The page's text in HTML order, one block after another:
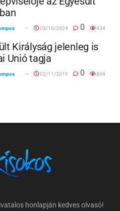
03/10/2024 0 934
Királyság jelenleg is
Unió tagja
02/11/2019 0 894
honlapján kedves olvasó!